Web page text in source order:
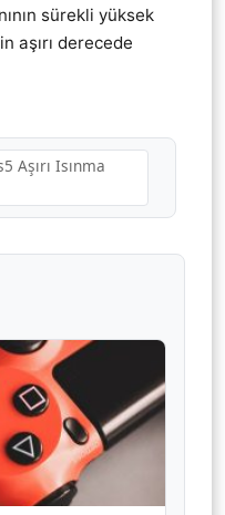
sürekli yüksek
aşırı derecede
Aşırı Isınma